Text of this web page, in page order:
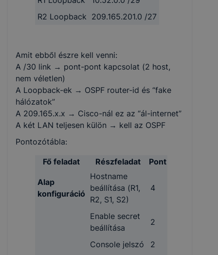
R2 Loopback 209.165.201.0 /27
Amit ebből észre kell venni:
A /30 link → pont-pont kapcsolat (2 host,
nem véletlen)
A Loopback-ek → OSPF router-id és “fake
hálózatok”
A 209.165.x.x → Cisco-nál ez az “ál-internet”
A két LAN teljesen külön → kell az OSPF
Pontozótábla:
Fő feladat Részfeladat Pont
Alap
konfiguráció
Hostname
beállítása (R1,
R2, S1, S2)
4
Enable secret
beállítása
2
Console jelszó
2